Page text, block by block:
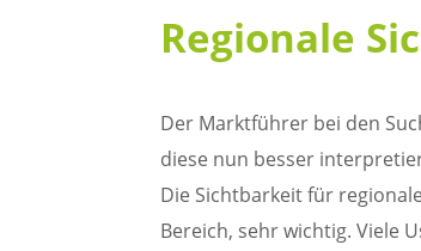
Regionale
Der Marktführer bei den
diese nun besser
Die Sichtbarkeit für
Bereich, sehr wichtig. Viele